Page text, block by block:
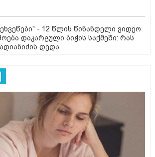
- 12 წლის წინანდელი ვიდეო
დაკარგული ბიჭის საქმეში: რას
დედა